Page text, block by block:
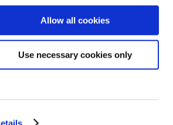
Allow all cookies
Use necessary cookies only